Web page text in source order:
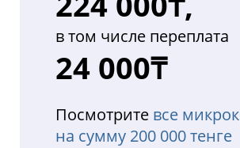
в том числе переплата
24 000₸
Посмотрите все
на сумму 200 000 тенге